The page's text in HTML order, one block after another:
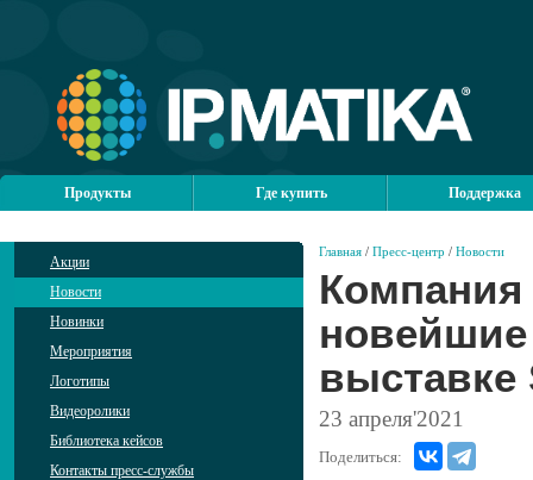
Продукты Где купить Поддержка
Акции
Новости
Новинки
Мероприятия
Логотипы
Видеоролики
Библиотека кейсов
Контакты пресс-службы
Главная / Пресс-центр / Новости
новейшие
выставке
23 апреля'2021
Поделиться: